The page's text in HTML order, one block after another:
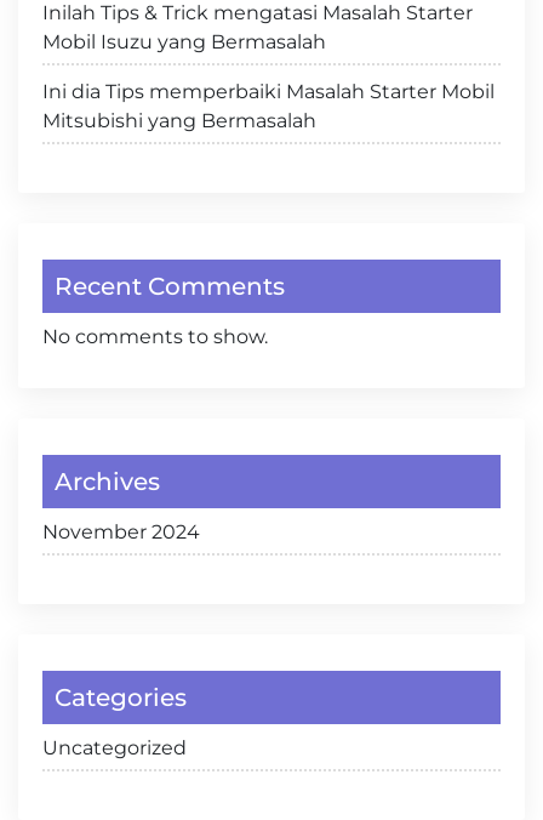
Inilah Tips & Trick mengatasi Masalah Starter
Mobil Isuzu yang Bermasalah
Ini dia Tips memperbaiki Masalah Starter Mobil
Mitsubishi yang Bermasalah
Recent Comments
No comments to show.
Archives
November 2024
Categories
Uncategorized